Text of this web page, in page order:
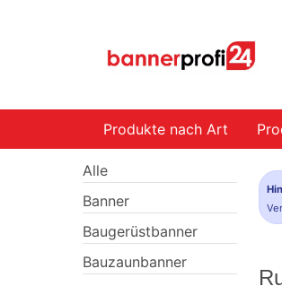
Produkte nach Art
Alle
Banner
Baugerüstbanner
Bauzaunbanner